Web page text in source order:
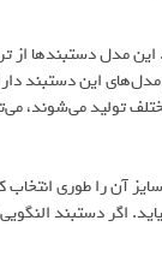
مدل دستبندها از
این دستبند
تولید می‌شوند،
آن را طوری
اگر دستبند